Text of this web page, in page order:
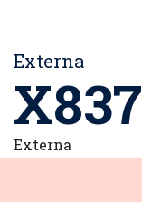
Externa
X837
Externa